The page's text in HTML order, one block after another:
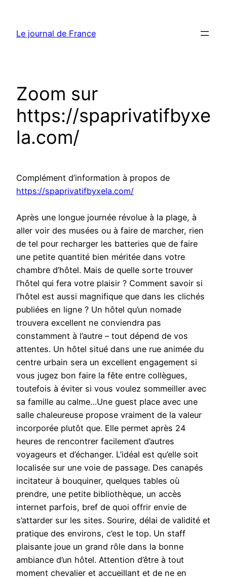
contenu
Le journal de France
Zoom sur
https://spaprivatifbyxe
la.com/
Complément d’information à propos de
https://spaprivatifbyxela.com/
Après une longue journée révolue à la plage, à
aller voir des musées ou à faire de marcher, rien
de tel pour recharger les batteries que de faire
une petite quantité bien méritée dans votre
chambre d’hôtel. Mais de quelle sorte trouver
l’hôtel qui fera votre plaisir ? Comment savoir si
l’hôtel est aussi magnifique que dans les clichés
publiées en ligne ? Un hôtel qu’un nomade
trouvera excellent ne conviendra pas
constamment à l’autre – tout dépend de vos
attentes. Un hôtel situé dans une rue animée du
centre urbain sera un excellent engagement si
vous jugez bon faire la fête entre collègues,
toutefois à éviter si vous voulez sommeiller avec
sa famille au calme…Une guest place avec une
salle chaleureuse propose vraiment de la valeur
incorporée plutôt que. Elle permet après 24
heures de rencontrer facilement d’autres
voyageurs et d’échanger. L’idéal est qu’elle soit
localisée sur une voie de passage. Des canapés
incitateur à bouquiner, quelques tables où
prendre, une petite bibliothèque, un accès
internet parfois, bref de quoi offrir envie de
s’attarder sur les sites. Sourire, délai de validité et
pratique des environs, c’est le top. Un staff
plaisante joue un grand rôle dans la bonne
ambiance d’un hôtel. Attention d’être à tout
moment chevalier et accueillant et de ne en